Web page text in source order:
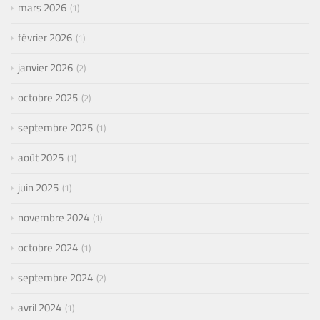
mars 2026 1
février 2026 1
janvier 2026 2
octobre 2025 2
septembre 2025 1
août 2025 1
juin 2025 1
novembre 2024 1
octobre 2024 1
septembre 2024 2
avril 2024 1